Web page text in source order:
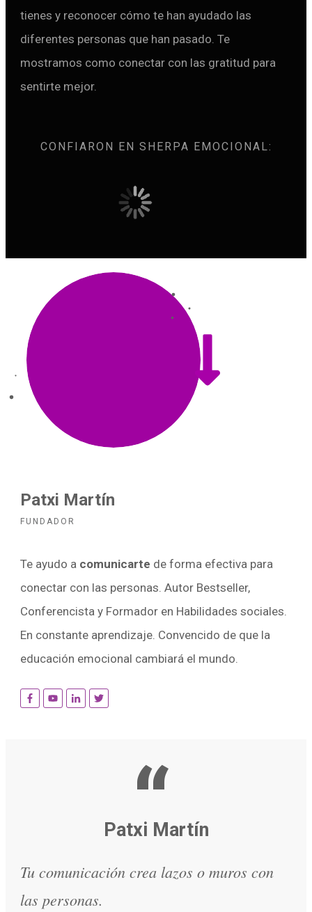
tienes y reconocer cómo te han ayudado las
diferentes personas que han pasado. Te
mostramos como conectar con las gratitud para
sentirte mejor.
CONFIARON EN SHERPA EMOCIONAL:
Patxi Martín
FUNDADOR
Te ayudo a comunicarte de forma efectiva para
conectar con las personas. Autor Bestseller,
Conferencista y Formador en Habilidades sociales.
En constante aprendizaje. Convencido de que la
educación emocional cambiará el mundo.
“
Patxi Martín
Tu comunicación crea lazos o muros con
las personas.